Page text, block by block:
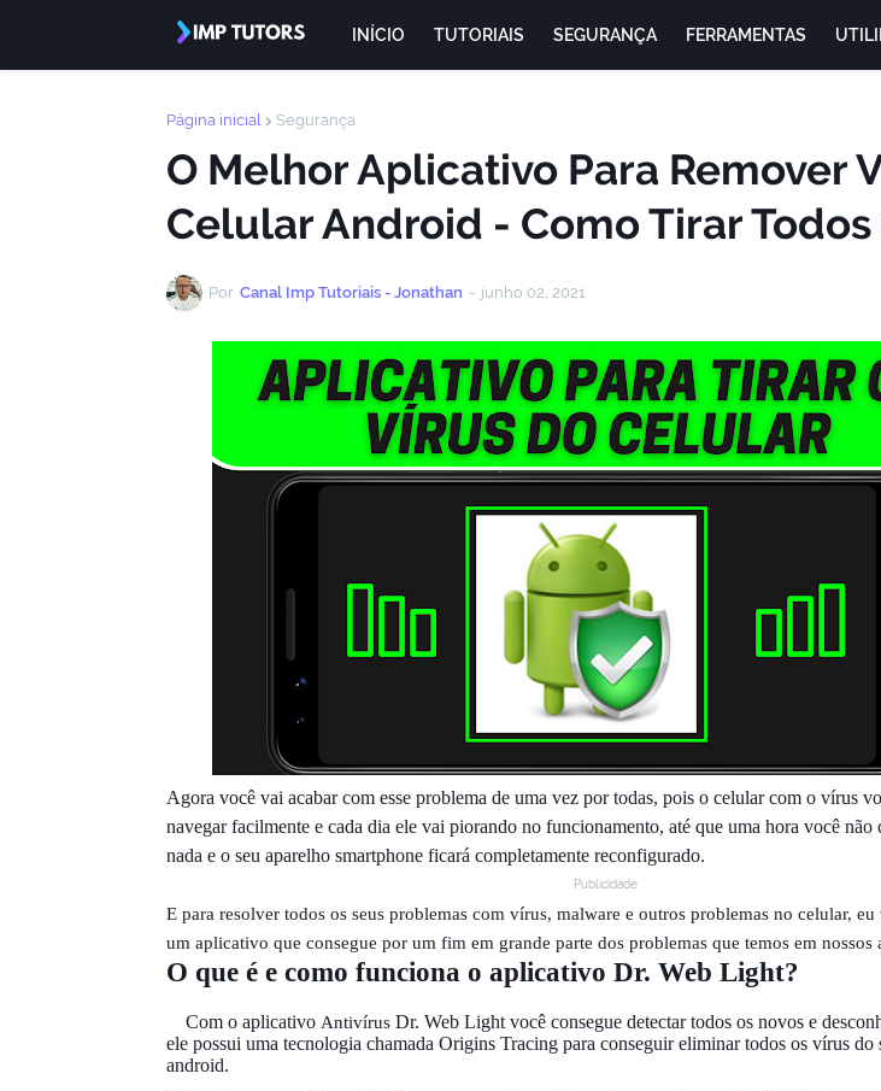
INÍCIO TUTORIAIS SEGURANÇA FERRAMENTAS
Página inicial Segurança
O Melhor Aplicativo Para Remover
Celular Android - Como Tirar Todos
Por Canal Imp Tutoriais - Jonathan - junho 02, 2021
Agora você vai acabar com esse problema de uma vez por todas, pois o celular com o vírus
navegar facilmente e cada dia ele vai piorando no funcionamento, até que uma hora você não
nada e o seu aparelho smartphone ficará completamente reconfigurado.
Publicidade
E para resolver todos os seus problemas com vírus, malware e outros problemas no celular,
um aplicativo que consegue por um fim em grande parte dos problemas que temos em nossos
O que é e como funciona o aplicativo Dr. Web Light?
Com o aplicativo Antivírus Dr. Web Light você consegue detectar todos os novos e
ele possui uma tecnologia chamada Origins Tracing para conseguir eliminar todos os vírus do
android.